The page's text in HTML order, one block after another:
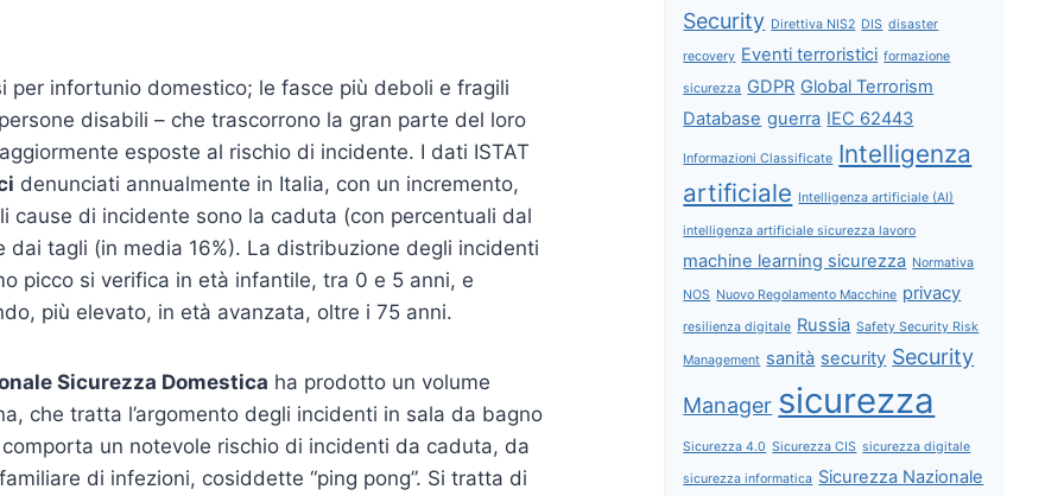
per infortunio domestico; le fasce più deboli e fragili
disabili – che trascorrono la gran parte del loro
esposte al rischio di incidente. I dati ISTAT
denunciati annualmente in Italia, con un incremento,
cause di incidente sono la caduta (con percentuali dal
tagli (in media 16%). La distribuzione degli incidenti
picco si verifica in età infantile, tra 0 e 5 anni, e
più elevato, in età avanzata, oltre i 75 anni.
Sicurezza Domestica ha prodotto un volume
che tratta l’argomento degli incidenti in sala da bagno
un notevole rischio di incidenti da caduta, da
di infezioni, cosiddette “ping pong”. Si tratta di
Security Direttiva NIS2 DIS disaster
recovery Eventi terroristici formazione
sicurezza GDPR Global Terrorism
Database guerra IEC 62443
Informazioni Classificate Intelligenza
artificiale Intelligenza artificiale (AI)
intelligenza artificiale sicurezza lavoro
machine learning sicurezza Normativa
NOS Nuovo Regolamento Macchine privacy
resilienza digitale Russia Safety Security Risk
Management sanità security Security
Manager sicurezza
Sicurezza 4.0 Sicurezza CIS sicurezza digitale
sicurezza informatica Sicurezza Nazionale